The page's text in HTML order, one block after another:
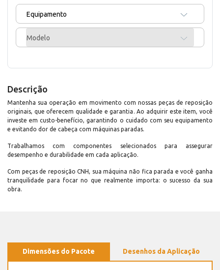
Equipamento
Modelo
Descrição
Mantenha sua operação em movimento com nossas peças de reposição
originais, que oferecem qualidade e garantia. Ao adquirir este item, você
investe em custo-benefício, garantindo o cuidado com seu equipamento
e evitando dor de cabeça com máquinas paradas.
Trabalhamos com componentes selecionados para assegurar
desempenho e durabilidade em cada aplicação.
Com peças de reposição CNH, sua máquina não fica parada e você ganha
tranquilidade para focar no que realmente importa: o sucesso da sua
obra.
Dimensões do Pacote Desenhos da Aplicação